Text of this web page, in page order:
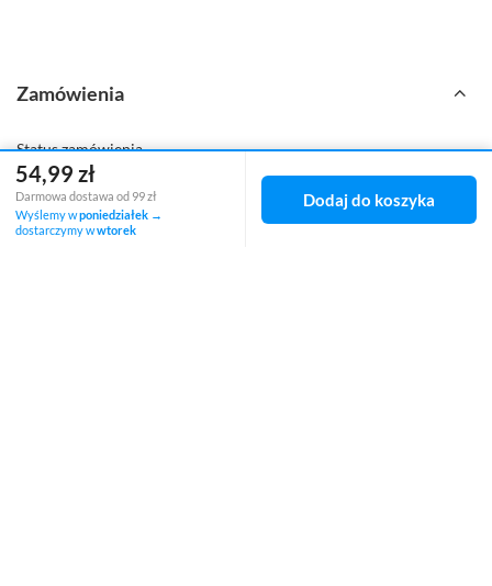
Zamówienia
Status zamówienia
Śledzenie przesyłki
Chcę zareklamować produkt
54,99 zł
Darmowa dostawa od 99 zł
Wyślemy wponiedziałek →
dostarczymy wwtorek
Dodaj do koszyka